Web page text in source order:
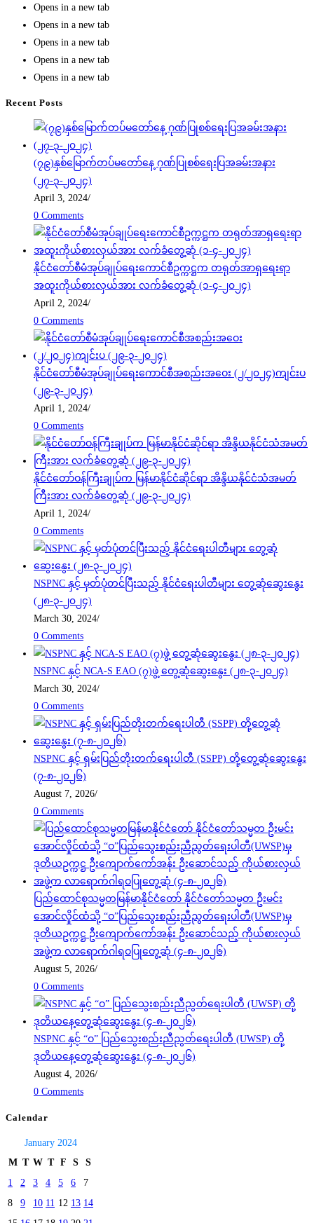
Opens in a new tab
Opens in a new tab
Opens in a new tab
Opens in a new tab
Opens in a new tab
Recent Posts
(၇၉)နှစ်မြောက်တပ်မတော်နေ့ ဂုဏ်ပြုစစ်ရေးပြအခမ်းအနား
(၂၇-၃-၂၀၂၄)
April 3, 2024/
0 Comments
နိုင်ငံတော်စီမံအုပ်ချုပ်ရေးကောင်စီဥက္ကဋ္ဌက တရုတ်အာရှရေးရာ
အထူးကိုယ်စားလှယ်အား လက်ခံတွေ့ဆုံ (၁-၄-၂၀၂၄)
April 2, 2024/
0 Comments
နိုင်ငံတော်စီမံအုပ်ချုပ်ရေးကောင်စီအစည်းအဝေး (၂/၂၀၂၄)ကျင်းပ
(၂၉-၃-၂၀၂၄)
April 1, 2024/
0 Comments
နိုင်ငံတော်ဝန်ကြီးချုပ်က မြန်မာနိုင်ငံဆိုင်ရာ အိန္ဒိယနိုင်ငံသံအမတ်
ကြီးအား လက်ခံတွေ့ဆုံ (၂၉-၃-၂၀၂၄)
April 1, 2024/
0 Comments
NSPNC နှင့် မှတ်ပုံတင်ပြီးသည့် နိုင်ငံရေးပါတီများ တွေ့ဆုံဆွေးနွေး
(၂၈-၃-၂၀၂၄)
March 30, 2024/
0 Comments
NSPNC နှင့် NCA-S EAO (၇)ဖွဲ့ တွေ့ဆုံဆွေးနွေး (၂၈-၃-၂၀၂၄)
March 30, 2024/
0 Comments
NSPNC နှင့် ရှမ်းပြည်တိုးတက်ရေးပါတီ (SSPP) တို့တွေ့ဆုံဆွေးနွေး
(၇-၈-၂၀၂၆)
August 7, 2026/
0 Comments
ပြည်ထောင်စုသမ္မတမြန်မာနိုင်ငံတော် နိုင်ငံတော်သမ္မတ ဦးမင်း
အောင်လှိုင်ထံသို့ “ဝ”ပြည်သွေးစည်းညီညွတ်ရေးပါတီ(UWSP)မှ
ဒုတိယဥက္ကဋ္ဌ ဦးကျောက်ကော်အန်း ဦးဆောင်သည့် ကိုယ်စားလှယ်
အဖွဲ့က လာရောက်ဂါရဝပြုတွေ့ဆုံ (၄-၈-၂၀၂၆)
August 5, 2026/
0 Comments
NSPNC နှင့် “ဝ” ပြည်သွေးစည်းညီညွတ်ရေးပါတီ (UWSP) တို့
ဒုတိယနေ့တွေ့ဆုံဆွေးနွေး (၄-၈-၂၀၂၆)
August 4, 2026/
0 Comments
Calendar
January 2024
M T W T F S
S
1
2 3 4 5 6
7
8
9 10 11 12 13 14